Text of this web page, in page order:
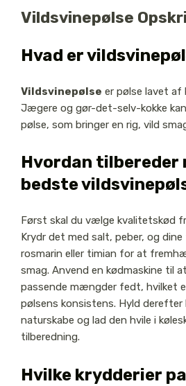
Vildsvinepølse
Hvad er
Vildsvinepølse er pølse lavet af
Jægere og gør-det-selv-kokke
pølse, som bringer en rig, vild
Hvordan tilbereder
bedste
Først skal du vælge kvalitetskød
Krydr det med salt, peber, og
rosmarin eller timian for at
smag. Anvend en kødmaskine til
passende mængder fedt, hvilket
pølsens konsistens. Hyld derefter
naturskabe og lad den hvile i
tilberedning.
Hvilke krydderier